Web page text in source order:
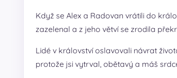
Když se Alex a Radovan vrátili do
zazelenal a z jeho větví se zrodila
Lidé v království oslavovali návrat
protože jsi vytrval, obětavý a máš